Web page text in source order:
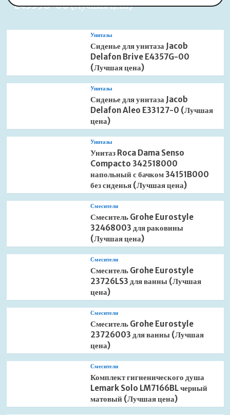
E4359G-00 (Лучшая цена)
Унитазы
Сиденье для унитаза Jacob
Delafon Brive E4357G-00
(Лучшая цена)
Унитазы
Сиденье для унитаза Jacob
Delafon Aleo E33127-0 (Лучшая
цена)
Унитазы
Унитаз Roca Dama Senso
Compacto 342518000
напольный с бачком 34151B000
без сиденья (Лучшая цена)
Смесители
Смеситель Grohe Eurostyle
32468003 для раковины
(Лучшая цена)
Смесители
Смеситель Grohe Eurostyle
23726LS3 для ванны (Лучшая
цена)
Смесители
Смеситель Grohe Eurostyle
23726003 для ванны (Лучшая
цена)
Смесители
Комплект гигиенического душа
Lemark Solo LM7166BL черный
матовый (Лучшая цена)